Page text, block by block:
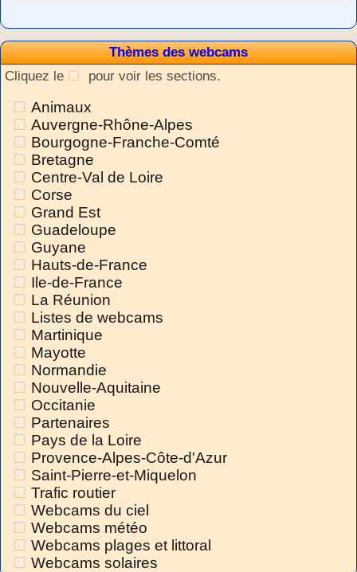
Thèmes des webcams
Cliquez le
pour voir les sections.
Animaux
Auvergne-Rhône-Alpes
Bourgogne-Franche-Comté
Bretagne
Centre-Val de Loire
Corse
Grand Est
Guadeloupe
Guyane
Hauts-de-France
Ile-de-France
La Réunion
Listes de webcams
Martinique
Mayotte
Normandie
Nouvelle-Aquitaine
Occitanie
Partenaires
Pays de la Loire
Provence-Alpes-Côte-d'Azur
Saint-Pierre-et-Miquelon
Trafic routier
Webcams du ciel
Webcams météo
Webcams plages et littoral
Webcams solaires